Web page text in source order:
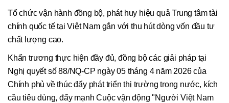
Tổ chức vận hành đồng bộ, phát huy hiệu quả Trung tâm tài
chính quốc tế tại Việt Nam gắn với thu hút dòng vốn đầu tư
chất lượng cao.
Khẩn trương thực hiện đầy đủ, đồng bộ các giải pháp tại
Nghị quyết số 88/NQ-CP ngày 05 tháng 4 năm 2026 của
Chính phủ về thúc đẩy phát triển thị trường trong nước, kích
cầu tiêu dùng, đẩy mạnh Cuộc vận động "Người Việt Nam